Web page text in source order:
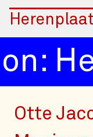
Otte